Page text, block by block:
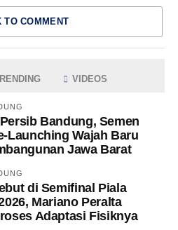
TO COMMENT
VIDEOS
Bandung, Semen
Launching Wajah Baru
Jawa Barat
di Semifinal Piala
Mariano Peralta
Adaptasi Fisiknya